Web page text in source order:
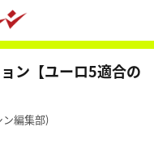
ン【ユーロ5適合の
編集部)